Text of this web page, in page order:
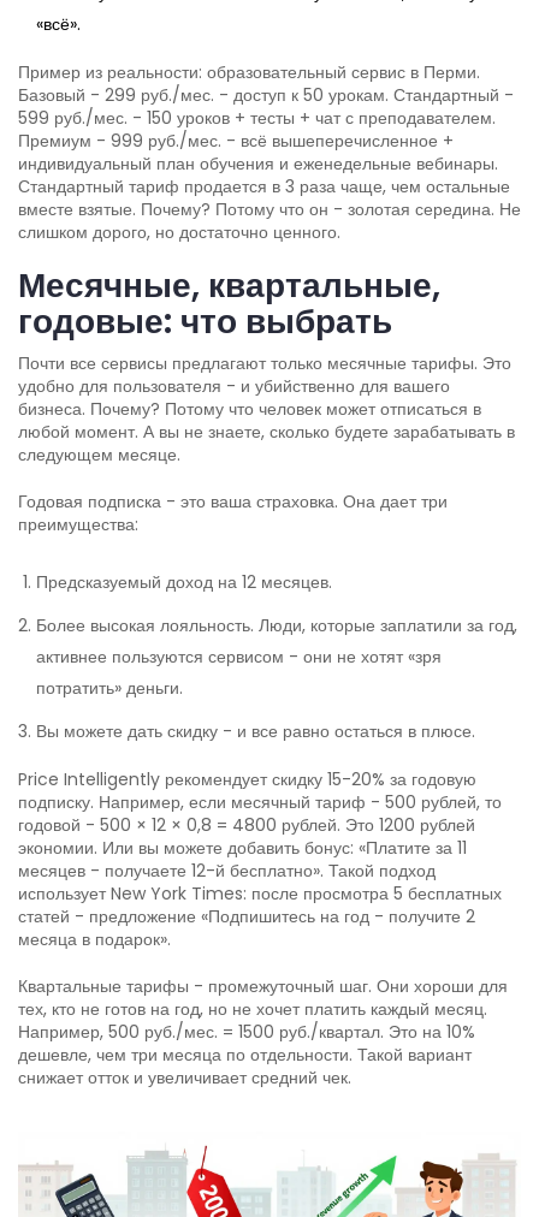
«всё».
Пример из реальности: образовательный сервис в Перми.
Базовый - 299 руб./мес. - доступ к 50 урокам. Стандартный -
599 руб./мес. - 150 уроков + тесты + чат с преподавателем.
Премиум - 999 руб./мес. - всё вышеперечисленное +
индивидуальный план обучения и еженедельные вебинары.
Стандартный тариф продается в 3 раза чаще, чем остальные
вместе взятые. Почему? Потому что он - золотая середина. Не
слишком дорого, но достаточно ценного.
Месячные, квартальные,
годовые: что выбрать
Почти все сервисы предлагают только месячные тарифы. Это
удобно для пользователя - и убийственно для вашего
бизнеса. Почему? Потому что человек может отписаться в
любой момент. А вы не знаете, сколько будете зарабатывать в
следующем месяце.
Годовая подписка - это ваша страховка. Она дает три
преимущества:
Предсказуемый доход на 12 месяцев.
Более высокая лояльность. Люди, которые заплатили за год,
активнее пользуются сервисом - они не хотят «зря
потратить» деньги.
Вы можете дать скидку - и все равно остаться в плюсе.
Price Intelligently рекомендует скидку 15-20% за годовую
подписку. Например, если месячный тариф - 500 рублей, то
годовой - 500 × 12 × 0,8 = 4800 рублей. Это 1200 рублей
экономии. Или вы можете добавить бонус: «Платите за 11
месяцев - получаете 12-й бесплатно». Такой подход
использует New York Times: после просмотра 5 бесплатных
статей - предложение «Подпишитесь на год - получите 2
месяца в подарок».
Квартальные тарифы - промежуточный шаг. Они хороши для
тех, кто не готов на год, но не хочет платить каждый месяц.
Например, 500 руб./мес. = 1500 руб./квартал. Это на 10%
дешевле, чем три месяца по отдельности. Такой вариант
снижает отток и увеличивает средний чек.